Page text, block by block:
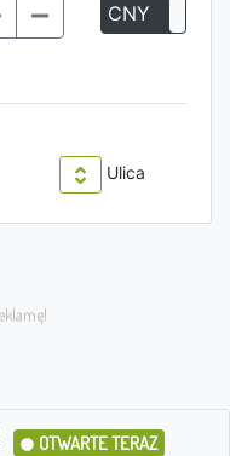
CNY
Ulica
OTWARTE TERAZ